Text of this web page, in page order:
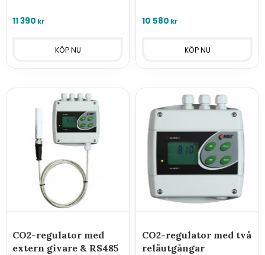
nätverksanslutning.
11 390 kr 10 580 kr
CO2-regulator med
extern givare & RS485
CO2-regulator med två
reläutgångar